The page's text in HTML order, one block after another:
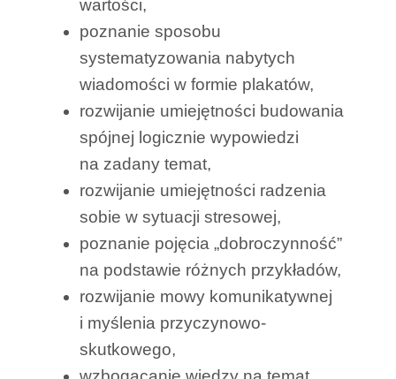
wartości,
poznanie sposobu
systematyzowania nabytych
wiadomości w formie plakatów,
rozwijanie umiejętności budowania
spójnej logicznie wypowiedzi
na zadany temat,
rozwijanie umiejętności radzenia
sobie w sytuacji stresowej,
poznanie pojęcia „dobroczynność”
na podstawie różnych przykładów,
rozwijanie mowy komunikatywnej
i myślenia przyczynowo-
skutkowego,